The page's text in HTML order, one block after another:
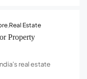
,Real Estate
Property
real estate